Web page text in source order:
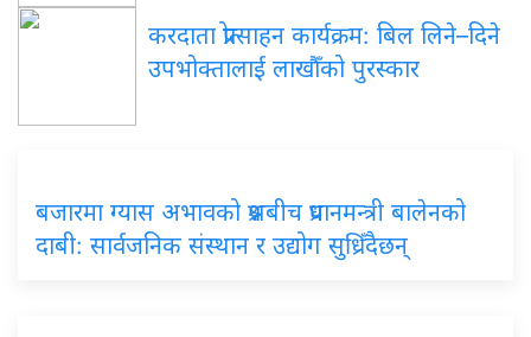
करदाता प्रोत्साहन कार्यक्रम: बिल लिने–दिने
उपभोक्तालाई लाखौँको पुरस्कार
बजारमा ग्यास अभावको प्रश्नबीच प्रधानमन्त्री बालेनको
दाबी: सार्वजनिक संस्थान र उद्योग सुध्रिँदैछन्